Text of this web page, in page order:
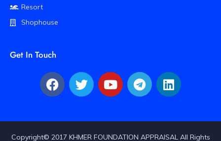
Resort
Shophouse
Get In Touch
Copyright© 2017 KHMER FOUNDATION APPRAISAL All Rights